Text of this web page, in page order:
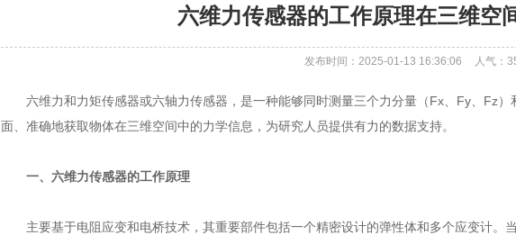
六维力传感器的工作原理在三维空
发布时间：2025-01-13 16:36:06 人气：
六维力和力矩传感器或六轴力传感器，是一种能够同时测量三个力分量（Fx、Fy、Fz
面、准确地获取物体在三维空间中的力学信息，为研究人员提供有力的数据支持。
一、六维力传感器的工作原理
主要基于电阻应变和电桥技术，其重要部件包括一个精密设计的弹性体和多个应变计。